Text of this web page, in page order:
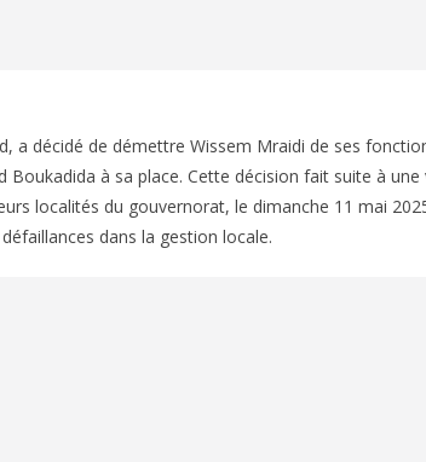
a décidé de démettre Wissem Mraidi de ses
à sa place. Cette décision fait suite à une
localités du gouvernorat, le dimanche 11 mai
dans la gestion locale.